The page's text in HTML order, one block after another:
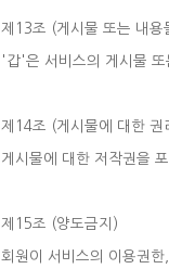
제13조 (게시물 또는 내용
'갑'은 서비스의 게시물
제14조 (게시물에 대한 권
게시물에 대한 저작권을
제15조 (양도금지)
회원이 서비스의 이용권